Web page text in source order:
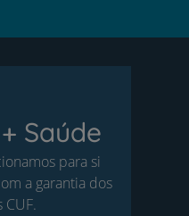
Saúde
para si
a garantia dos
CUF.